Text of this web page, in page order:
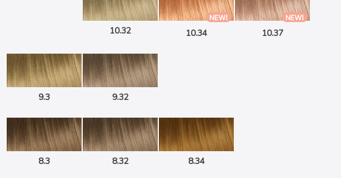
10.32 10.34 10.37
9.3 9.32
8.3 8.32 8.34